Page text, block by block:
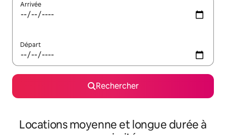
Arrivée
Départ
Rechercher
Locations moyenne et longue durée à